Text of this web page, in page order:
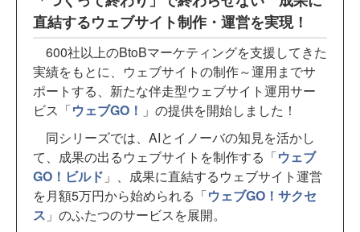
直結するウェブサイト制作・運営を実現！
600社以上のBtoBマーケティングを支援してきた
実績をもとに、ウェブサイトの制作～運用までサ
ポートする、新たな伴走型ウェブサイト運用サー
ビス「ウェブGO！ 」の提供を開始しました！
同シリーズでは、AIとイノーバの知見を活かし
て、成果の出るウェブサイトを制作する「ウェブ
GO！ビルド 」、成果に直結するウェブサイト運営
を月額5万円から始められる「ウェブGO！サクセ
ス 」のふたつのサービスを展開。